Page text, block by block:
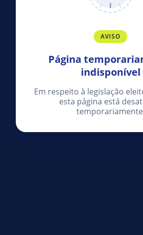
AVISO
Página
indisponível
Em respeito à legislação
esta página está